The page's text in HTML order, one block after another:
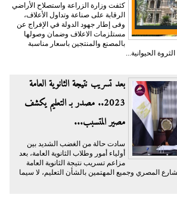
كثفت وزارة الزراعة واستصلاح الأراضي
الرقابة على صناعة وتداول الأعلاف،
وفى إطار جهود الدولة في الإفراج عن
مستلزمات الاعلاف وضمان وصولها
بالمصنع والمنتجين باسعار مناسبة
الحيوانية...
بعد تسريب نتيجة الثانوية العامة
2023.. مصدر بـ التعليم يكشف
مصير المتسبب...
سادت حالة من الغضب الشديد بين
أولياء أمور وطلاب الثانوية العامة، بعد
مزاعم تسريب نتيجة الثانوية العامة
الشارع المصري وجميع المهتمين بالشأن التعليم، لا سيما